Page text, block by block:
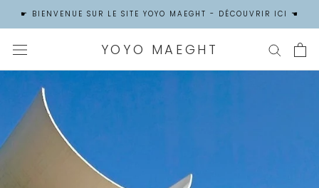
☛ BIENVENUE SUR LE SITE YOYO MAEGHT - DÉCOUVRIR ICI ☚
YOYO MAEGHT